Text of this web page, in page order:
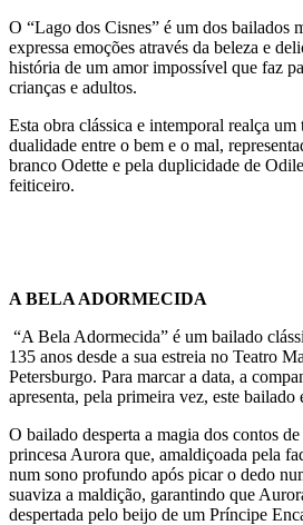
O “Lago dos Cisnes” é um dos bailados
expressa emoções através da beleza e
história de um amor impossível que faz
crianças e adultos.
Esta obra clássica e intemporal realça um
dualidade entre o bem e o mal,
branco Odette e pela duplicidade de
feiticeiro.
A BELA ADORMECIDA
“A Bela Adormecida” é um bailado
135 anos desde a sua estreia no Teatro
Petersburgo. Para marcar a data, a
apresenta, pela primeira vez, este bailado
O bailado desperta a magia dos contos
princesa Aurora que, amaldiçoada pela
num sono profundo após picar o dedo
suaviza a maldição, garantindo que
despertada pelo beijo de um Príncipe